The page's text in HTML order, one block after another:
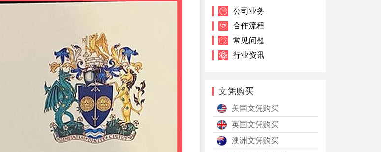
公司业务
合作流程
常见问题
行业资讯
文凭购买
美国文凭购买
英国文凭购买
澳洲文凭购买